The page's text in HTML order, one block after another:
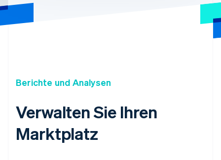
Berichte und Analysen
Verwalten Sie Ihren
Marktplatz